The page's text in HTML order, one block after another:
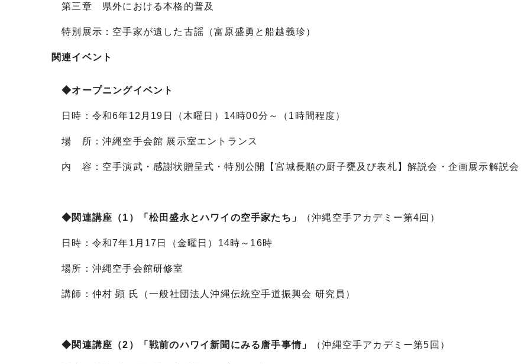
第三章 県外における本格的普及
特別展示：空手家が遺した古謡（富原盛勇と船越義珍）
関連イベント
◆オープニングイベント
日時：令和6年12月19日（木曜日）14時00分～（1時間程度）
場 所：沖縄空手会館 展示室エントランス
内 容：空手演武・感謝状贈呈式・特別公開【宮城長順の厨子甕及び表札】解説会・企画展示解説会
◆関連講座（1）「松田盛永とハワイの空手家たち」 （沖縄空手アカデミー第4回）
日時：令和7年1月17日（金曜日）14時～16時
場所：沖縄空手会館研修室
講師：仲村 顕 氏（一般社団法人沖縄伝統空手道振興会 研究員）
◆関連講座（2）「戦前のハワイ新聞にみる唐手事情」 （沖縄空手アカデミー第5回）